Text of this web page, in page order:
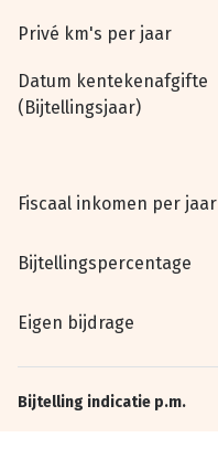
Privé km's per jaar
Datum kentekenafgifte
(Bijtellingsjaar)
Fiscaal inkomen per jaar
Bijtellingspercentage
Eigen bijdrage
Bijtelling indicatie p.m.